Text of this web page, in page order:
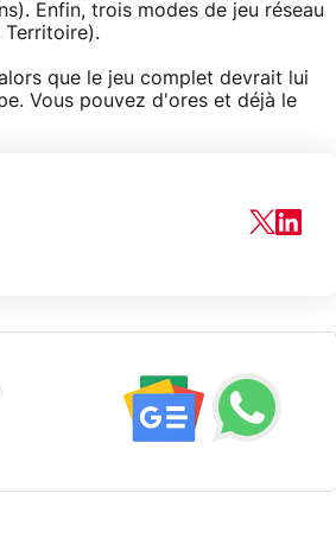
Enfin, trois modes de jeu réseau
que le jeu complet devrait lui
Vous pouvez d'ores et déjà le